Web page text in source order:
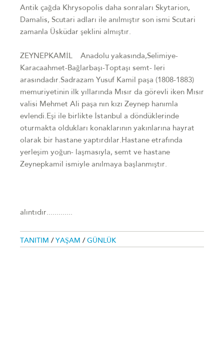
Antik çağda Khrysopolis daha sonraları Skytarion,
Damalis, Scutari adları ile anılmıştır son ismi Scutari
zamanla Üsküdar şeklini almıştır.
ZEYNEPKAMİL Anadolu yakasında,Selimiye-
Karacaahmet-Bağlarbaşı-Toptaşı semt- leri
arasındadır.Sadrazam Yusuf Kamil paşa (1808-1883)
memuriyetinin ilk yıllarında Mısır da görevli iken Mısır
valisi Mehmet Ali paşa nın kızı Zeynep hanımla
evlendi.Eşi ile birlikte İstanbul a döndüklerinde
oturmakta oldukları konaklarının yakınlarına hayrat
olarak bir hastane yaptırdılar.Hastane etrafında
yerleşim yoğun- laşmasıyla, semt ve hastane
Zeynepkamil ismiyle anılmaya başlanmıştır.
alıntıdır.............
TANITIM / YAŞAM / GÜNLÜK